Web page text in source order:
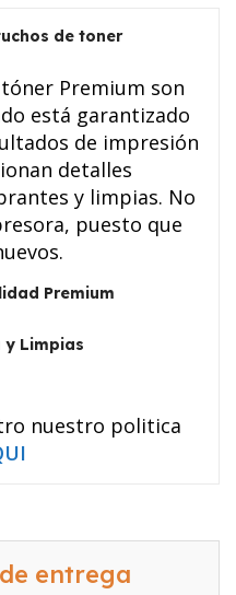
de toner
Premium son
está garantizado
de impresión
detalles
y limpias. No
puesto que
Premium
Limpias
nuestro politica
entrega